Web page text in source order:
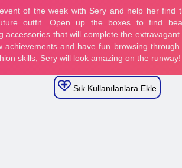
Sık Kullanılanlara Ekle